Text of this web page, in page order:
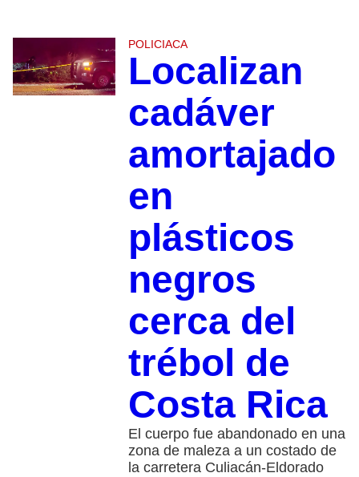
POLICIACA
Localizan
cadáver
amortajado
en
plásticos
negros
cerca del
trébol de
Costa Rica
El cuerpo fue abandonado en una
zona de maleza a un costado de
la carretera Culiacán-Eldorado